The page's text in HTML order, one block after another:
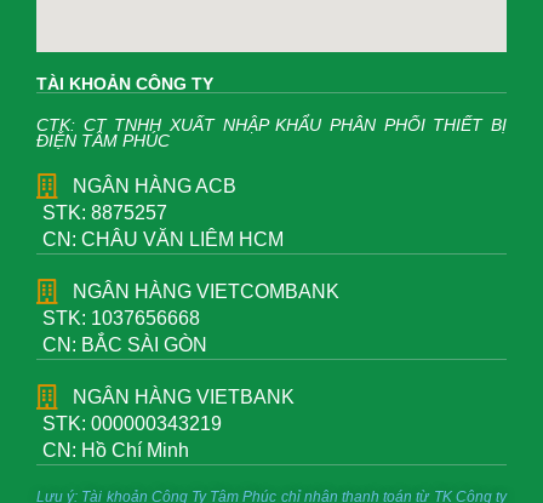
TÀI KHOẢN CÔNG TY
CTK: CT TNHH XUẤT NHẬP KHẨU PHÂN PHỐI THIẾT BỊ
ĐIỆN TÂM PHÚC
NGÂN HÀNG ACB
STK: 8875257
CN: CHÂU VĂN LIÊM HCM
NGÂN HÀNG VIETCOMBANK
STK: 1037656668
CN: BẮC SÀI GÒN
NGÂN HÀNG VIETBANK
STK: 000000343219
CN: Hồ Chí Minh
Lưu ý: Tài khoản Công Ty Tâm Phúc chỉ nhận thanh toán từ TK Công ty